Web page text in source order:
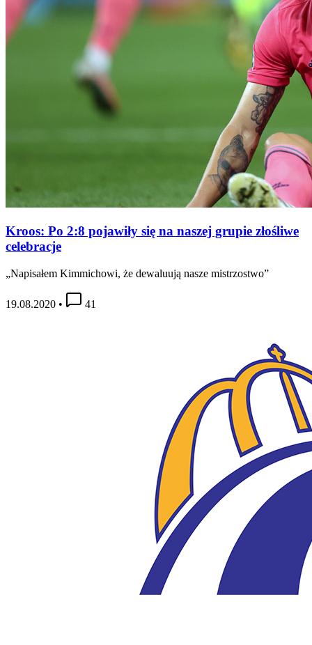
Kroos: Po 2:8 pojawiły się na naszej grupie złośliwe
celebracje
„Napisałem Kimmichowi, że dewaluują nasze mistrzostwo”
19.08.2020 • 41